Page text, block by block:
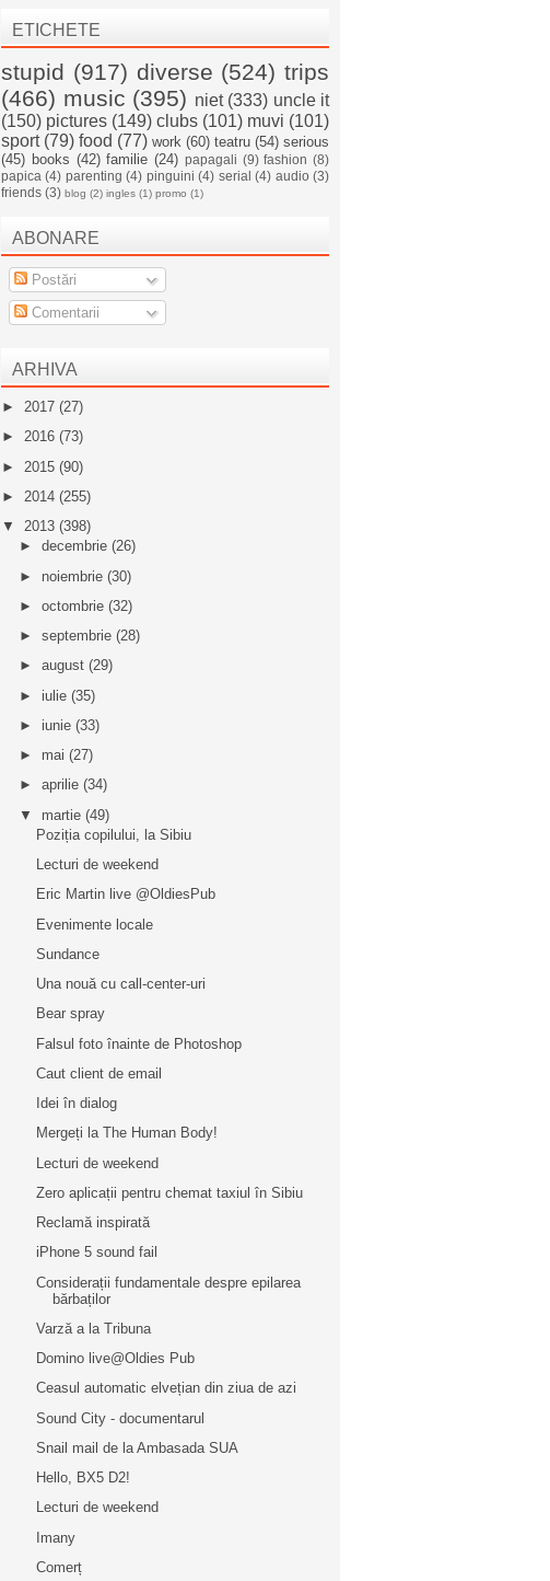
ETICHETE
stupid (917) diverse (524) trips
(466) music (395) niet (333) uncle it
(150) pictures (149) clubs (101) muvi (101)
sport (79) food (77) work (60) teatru (54) serious
(45) books (42) familie (24) papagali (9) fashion (8)
papica (4) parenting (4) pinguini (4) serial (4) audio (3)
friends (3) blog (2) ingles (1) promo (1)
ABONARE
Postări
Comentarii
ARHIVA
► 2017 (27)
► 2016 (73)
► 2015 (90)
► 2014 (255)
▼ 2013 (398)
► decembrie (26)
► noiembrie (30)
► octombrie (32)
► septembrie (28)
► august (29)
► iulie (35)
► iunie (33)
► mai (27)
► aprilie (34)
▼ martie (49)
Poziția copilului, la Sibiu
Lecturi de weekend
Eric Martin live @OldiesPub
Evenimente locale
Sundance
Una nouă cu call-center-uri
Bear spray
Falsul foto înainte de Photoshop
Caut client de email
Idei în dialog
Mergeți la The Human Body!
Lecturi de weekend
Zero aplicații pentru chemat taxiul în Sibiu
Reclamă inspirată
iPhone 5 sound fail
Considerații fundamentale despre epilarea
bărbaților
Varză a la Tribuna
Domino live@Oldies Pub
Ceasul automatic elvețian din ziua de azi
Sound City - documentarul
Snail mail de la Ambasada SUA
Hello, BX5 D2!
Lecturi de weekend
Imany
Comerț